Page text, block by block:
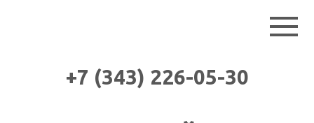
+7 (343) 226-05-30